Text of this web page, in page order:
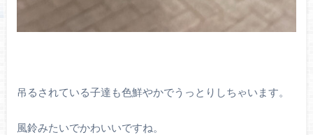
吊るされている子達も色鮮やかでうっとりしちゃいます。
風鈴みたいでかわいいですね。